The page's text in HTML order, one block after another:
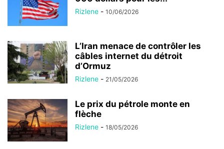
Rizlene - 10/06/2026
L’Iran menace de contrôler les
câbles internet du détroit
d’Ormuz
Rizlene - 21/05/2026
Le prix du pétrole monte en
flèche
Rizlene - 18/05/2026